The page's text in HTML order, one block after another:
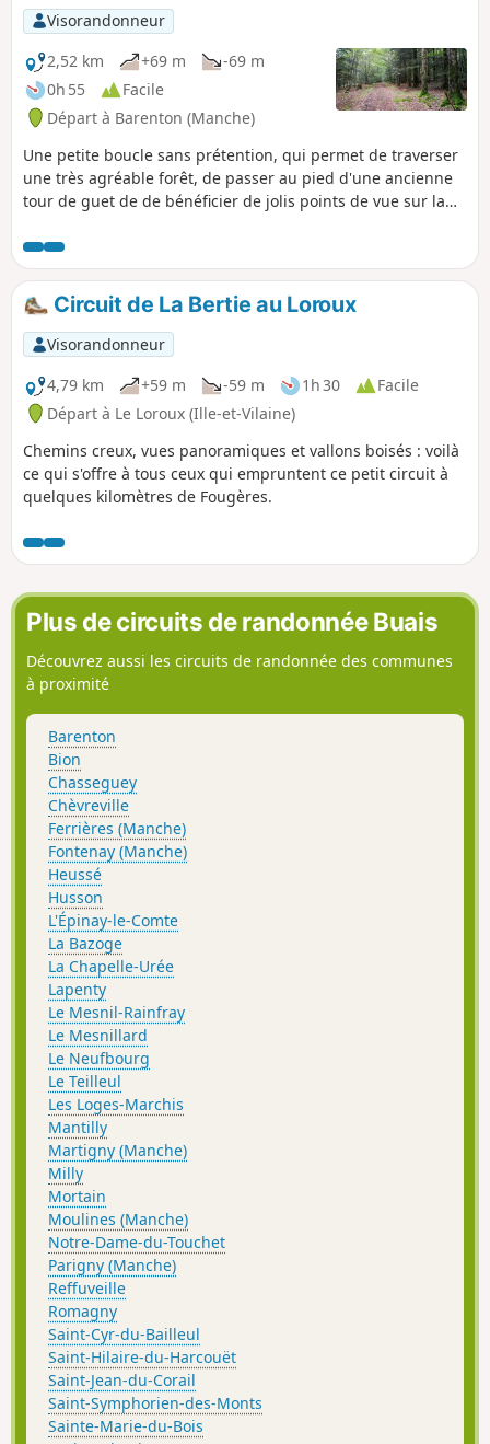
Visorandonneur
2,52 km
+69 m
-69 m
0h 55
Facile
Départ à Barenton (Manche)
Une petite boucle sans prétention, qui permet de traverser
une très agréable forêt, de passer au pied d'une ancienne
tour de guet de de bénéficier de jolis points de vue sur la
Circuit de La Bertie au Loroux
Visorandonneur
4,79 km
+59 m -59 m 1h 30
Facile
Départ à Le Loroux (Ille-et-Vilaine)
Chemins creux, vues panoramiques et vallons boisés : voilà
ce qui s'offre à tous ceux qui empruntent ce petit circuit à
quelques kilomètres de Fougères.
Plus de circuits de randonnée Buais
Découvrez aussi les circuits de randonnée des communes
à proximité
Barenton
Bion
Chasseguey
Chèvreville
Ferrières (Manche)
Fontenay (Manche)
Heussé
Husson
L'Épinay-le-Comte
La Bazoge
La Chapelle-Urée
Lapenty
Le Mesnil-Rainfray
Le Mesnillard
Le Neufbourg
Le Teilleul
Les Loges-Marchis
Mantilly
Martigny (Manche)
Milly
Mortain
Moulines (Manche)
Notre-Dame-du-Touchet
Parigny (Manche)
Reffuveille
Romagny
Saint-Cyr-du-Bailleul
Saint-Hilaire-du-Harcouët
Saint-Jean-du-Corail
Saint-Symphorien-des-Monts
Sainte-Marie-du-Bois